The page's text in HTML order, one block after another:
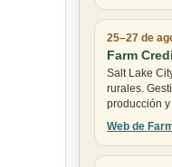
25–27 de
Farm
Salt Lake
rurales.
producción
Web de